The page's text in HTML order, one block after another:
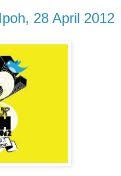
28 April 2012